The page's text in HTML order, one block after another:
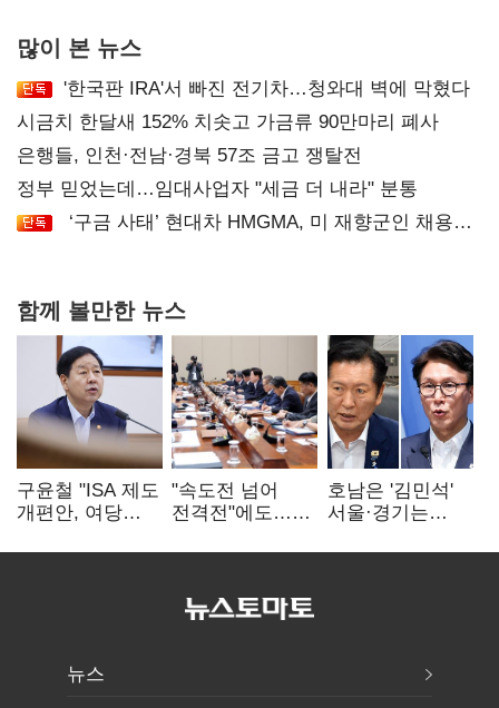
많이 본 뉴스
'한국판 IRA'서 빠진 전기차…청와대 벽에 막혔다
시금치 한달새 152% 치솟고 가금류 90만마리 폐사
은행들, 인천·전남·경북 57조 금고 쟁탈전
정부 믿었는데…임대사업자 "세금 더 내라" 분통
‘구금 사태’ 현대차 HMGMA, 미 재향군인 채용
함께 볼만한 뉴스
구윤철 "ISA 제도
개편안, 여당
제도 보완 적극
"속도전 넘어
전격전"에도…
주 52시간까지
호남은 '김민석'
서울·경기는
승자는 '안갯속'
뉴스